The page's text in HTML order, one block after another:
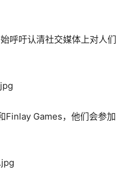
呼吁认清社交媒体上对人们
Finlay Games，他们会参加